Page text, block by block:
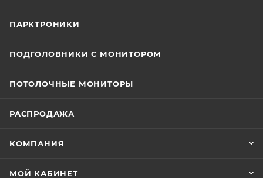
ПАРКТРОНИКИ
ПОДГОЛОВНИКИ С МОНИТОРОМ
ПОТОЛОЧНЫЕ МОНИТОРЫ
РАСПРОДАЖА
КОМПАНИЯ
МОЙ КАБИНЕТ